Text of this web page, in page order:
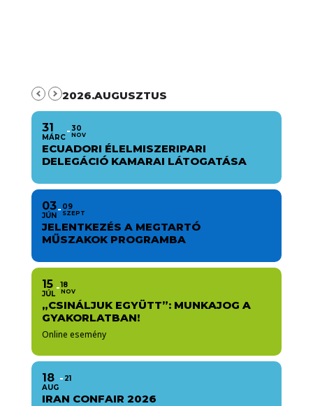
2026.AUGUSZTUS
31
MÁRC
30
NOV
ECUADORI ÉLELMISZERIPARI
DELEGÁCIÓ KAMARAI LÁTOGATÁSA
03
JÚN
09
SZEPT
JELENTKEZÉS A MEGTARTÓ
MŰSZAKOK PROGRAMBA
15
JÚL
18
NOV
„CSINÁLJUK EGYÜTT”: MUNKAJOG A
GYAKORLATBAN!
Online esemény
18
AUG
21
IRAN CONFAIR 2026